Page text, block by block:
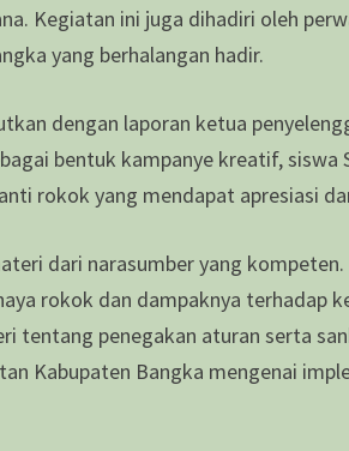
Kegiatan ini juga dihadiri oleh
yang berhalangan hadir.
dengan laporan ketua
bentuk kampanye kreatif, siswa
rokok yang mendapat apresiasi
dari narasumber yang
rokok dan dampaknya terhadap
tentang penegakan aturan serta
Kabupaten Bangka mengenai